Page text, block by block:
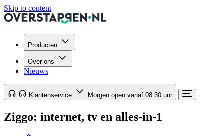
Skip to content
Producten
Over ons
Nieuws
Klantenservice Morgen open vanaf 08:30 uur
Ziggo: internet, tv en alles-in-1